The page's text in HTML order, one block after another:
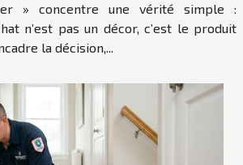
» concentre une vérité simple :
n’est pas un décor, c’est le produit
la décision,...